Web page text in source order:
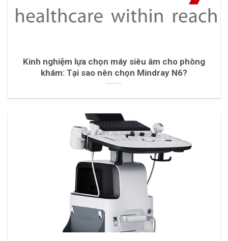
Kinh nghiệm lựa chọn máy siêu âm cho phòng
khám: Tại sao nên chọn Mindray N6?